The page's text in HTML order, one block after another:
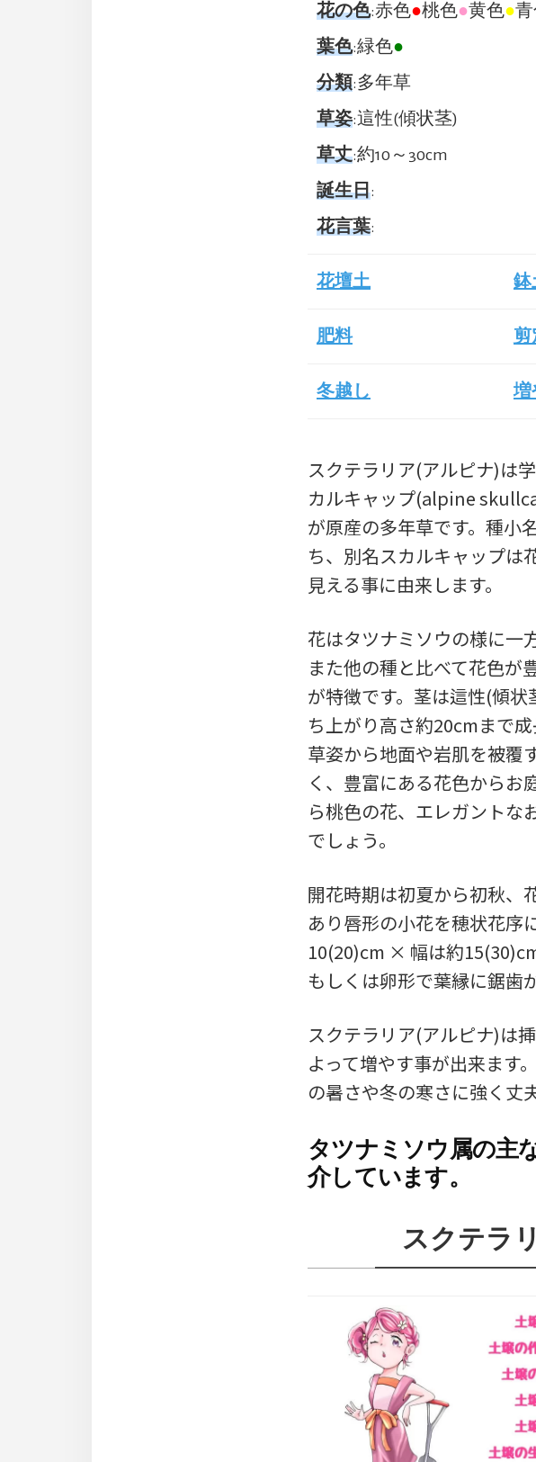
花の色:赤色●桃色●黄色●
葉色:緑色●
分類:多年草
草姿:這性(傾状茎)
草丈:約10～30cm
誕生日:
花言葉:
花壇土 鉢
肥料 剪
冬越し 増
スクテラリア(アルピナ)は
カルキャップ(alpine
が原産の多年草です。種小
ち、別名スカルキャップは
見える事に由来します。
花はタツナミソウの様に一
また他の種と比べて花色が
が特徴です。茎は這性(傾
ち上がり高さ約20cmまで
草姿から地面や岩肌を被覆
く、豊富にある花色からお
ら桃色の花、エレガントな
でしょう。
開花時期は初夏から初秋、
あり唇形の小花を穂状花序
10(20)cm × 幅は約
もしくは卵形で葉縁に鋸歯
スクテラリア(アルピナ)は
よって増やす事が出来ます
の暑さや冬の寒さに強く丈
タツナミソウ属の主
介しています。
スクテラ